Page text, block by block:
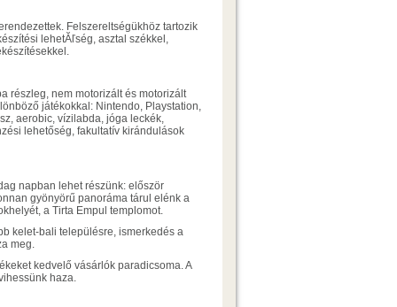
Felszereltségükhöz tartozik
lehetĂľség, asztal székkel,
részleg, nem motorizált és motorizált
játékokkal: Nintendo, Playstation,
aerobic, vízilabda, jóga leckék,
lehetőség, fakultatív kirándulások
napban lehet részünk: először
gyönyörű panoráma tárul elénk a
a Tirta Empul templomot.
kelet-bali településre, ismerkedés a
meg.
kedvelő vásárlók paradicsoma. A
haza.